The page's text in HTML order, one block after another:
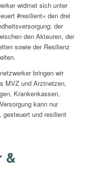
widmet sich unter
#resilient« den drei
der
den Akteuren, der
sowie der Resilienz
bringen wir
MVZ und Arztnetzen,
Krankenkassen,
kann nur
gesteuert und resilient
&